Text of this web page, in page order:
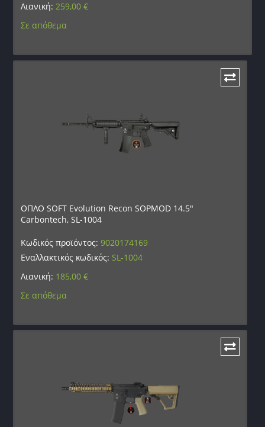
Λιανική:259,00€
Σε απόθεμα
ΟΠΛΟ SOFT Evolution Recon SOPMOD 14.5″
Carbontech, SL-1004
Κωδικός προϊόντος:9020174169
Εναλλακτικός κωδικός: SL-1004
Λιανική: 185,00€
Σε απόθεμα